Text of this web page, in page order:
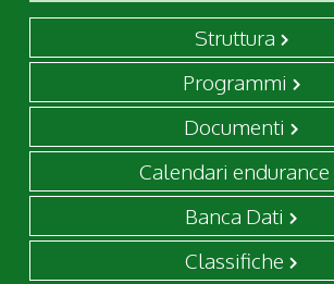
Struttura
Programmi
Documenti
Calendari endurance
Banca Dati
Classifiche